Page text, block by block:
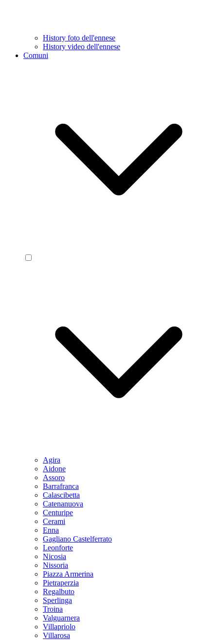
History foto dell'ennese
History video dell'ennese
Comuni
Agira
Aidone
Assoro
Barrafranca
Calascibetta
Catenanuova
Centuripe
Cerami
Enna
Gagliano Castelferrato
Leonforte
Nicosia
Nissoria
Piazza Armerina
Pietraperzia
Regalbuto
Sperlinga
Troina
Valguarnera
Villapriolo
Villarosa